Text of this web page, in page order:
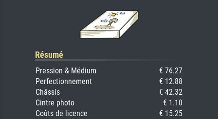
Résumé
Pression & Médium
€ 76.27
Perfectionnement
€ 12.88
Châssis
€ 42.32
Cintre photo
€ 1.10
Coûts de licence
€ 15.25